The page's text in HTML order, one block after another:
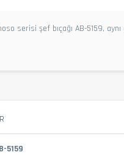
serisi şef bıçağı AB-5159, aynı
5159